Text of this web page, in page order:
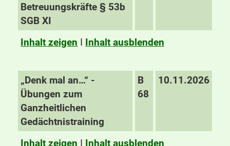
Betreuungskräfte § 53b
SGB XI
Inhalt zeigen I Inhalt ausblenden
„Denk mal an…“ -
Übungen zum
Ganzheitlichen
Gedächtnistraining
B
68
10.11.2026
Inhalt zeigen I Inhalt ausblenden